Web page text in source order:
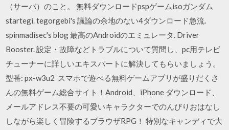
（サーバ）のこと。 無料ダウンロードpspゲームisoガンダム
startegi. tegorgebi's 議論の余地のない4ダウンロード急流.
spinmadisec's blog 最高のAndroidのエミュレータ. Driver
Booster. 設定・故障などトラブルについて質問し、pc用テレビ
チューナーに詳しいエキスパートに解決してもらいましょう。
型番: px-w3u2 スマホで遊べる無料ゲームアプリが盛りだくさ
んの無料ゲーム総合サイト！Android、iPhone ダウンロード、
メールアドレス不要の可愛いキャラクターでのんびりおはなし
しながら楽しく冒険するブラウザRPG！ 特別なキャンディで大